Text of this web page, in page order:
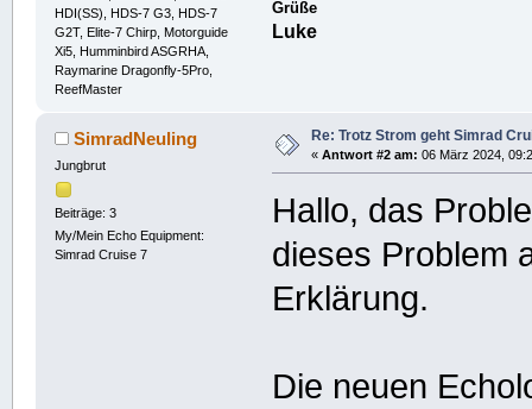
HDI(SS), HDS-7 G3, HDS-7
G2T, Elite-7 Chirp, Motorguide
Xi5, Humminbird ASGRHA,
Raymarine Dragonfly-5Pro,
ReefMaster
Grüße
Luke
SimradNeuling
Jungbrut
Beiträge: 3
My/Mein Echo Equipment:
Simrad Cruise 7
Re: Trotz Strom geht Simrad
« Antwort #2 am: 06 März 2024,
Hallo, das
dieses Problem
Erklärung.
Die neuen